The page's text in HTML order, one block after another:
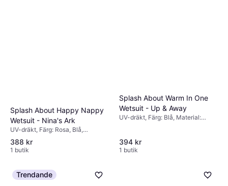
Splash About Happy Nappy
Wetsuit - Nina's Ark
UV-dräkt, Färg: Rosa, Blå,
Material: Neopren, Nylon,
Elastan/Lycra/Spandex, Mönster:
Enfärgad
388 kr
1 butik
Splash About Warm In One
Wetsuit - Up & Away
UV-dräkt, Färg: Blå, Material:
394 kr
1 butik
Trendande